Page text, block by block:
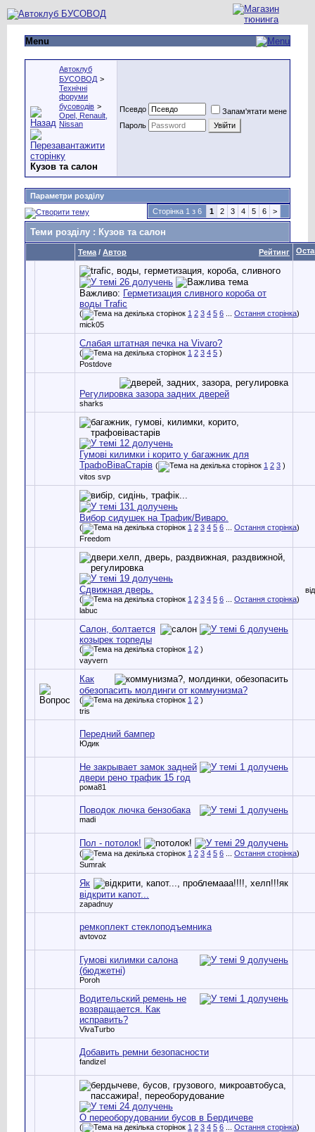
Menu
Автоклуб
БУСОВОД >
Технічні
форуми
бусоводів >
Opel, Renault,
Nissan
Кузов та салон
Псевдо
Запам'ятати мене
Пароль
Параметри розділу
Сторінка 1 з 6
1 2 3 4 5 6 >
Теми розділу : Кузов та салон
Рейтинг
Тема / Автор
Важливо: Герметизация сливного короба от
воды Trafic
( 1 2 3 4 5 6 Остання сторінка)
mick05
Слабая штатная печка на Vivaro?
( 1 2 3 4 5 )
Postdove
Регулировка зазора задних дверей
sharks
Гумові килимки і корито у багажник для
ТрафоВіваСтарів ( 1 2 3 )
vitos svp
Вибор сидушек на Трафик/Виваро.
( 1 2 3 4 5 6 Остання сторінка)
Freedom
Сдвижная дверь.
( 1 2 3 4 5 6 Остання сторінка)
labuc
Салон, болтается
козырек торпеды
( 1 2 )
vayvern
Как
обезопасить молдинги от коммунизма?
( 1 2 )
tris
Передний бампер
Юдик
Не закрывает замок задней
двери рено трафик 15 год
рома81
Поводок лючка бензобака
madi
Пол - потолок!
( 1 2 3 4 5 6 Остання сторінка)
Sumrak
Як
відкрити капот...
zapadnuy
ремкоплект стеклоподъемника
avtovoz
Гумові килимки салона
(бюджетні)
Poroh
Водительский ремень не
возвращается. Как
исправить?
VivaTurbo
Добавить ремни безопасности
fandizel
О переоборудовании бусов в Бердичеве
( 1 2 3 4 5 6 Остання сторінка)